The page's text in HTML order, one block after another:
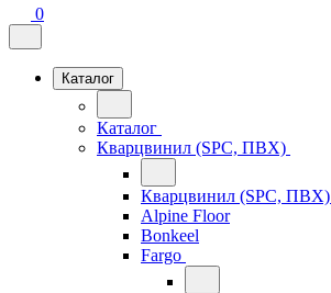
0
Каталог
Каталог
Кварцвинил (SPC, ПВХ)
Кварцвинил (SPC, ПВХ)
Alpine Floor
Bonkeel
Fargo